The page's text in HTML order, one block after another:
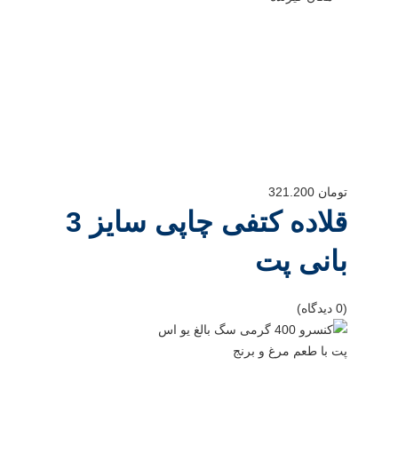
تومان
قلاده کتفی چاپی سایز 3
بانی پت
(0 دیدگاه)